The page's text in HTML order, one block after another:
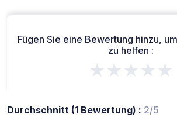
Fügen Sie eine Bewertung hinzu,
zu helfen :
★★★★★
Durchschnitt (1 Bewertung) : 2/5